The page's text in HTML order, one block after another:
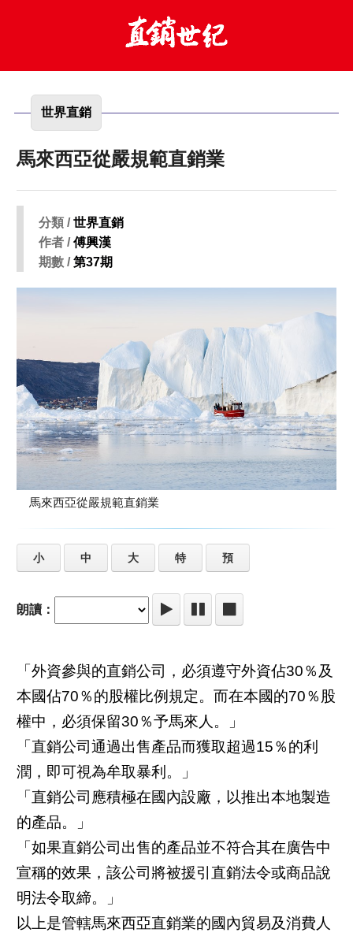
世界直銷
馬來西亞從嚴規範直銷業
分類 /世界直銷
作者 /傅興漢
期數 /第37期
馬來西亞從嚴規範直銷業
小 中 大 特 預
朗讀：
「外資參與的直銷公司，必須遵守外資佔30％及
本國佔70％的股權比例規定。而在本國的70％股
權中，必須保留30％予馬來人。」
「直銷公司通過出售產品而獲取超過15％的利
潤，即可視為牟取暴利。」
「直銷公司應積極在國內設廠，以推出本地製造
的產品。」
「如果直銷公司出售的產品並不符合其在廣告中
宣稱的效果，該公司將被援引直銷法令或商品說
明法令取締。」
以上是管轄馬來西亞直銷業的國內貿易及消費人